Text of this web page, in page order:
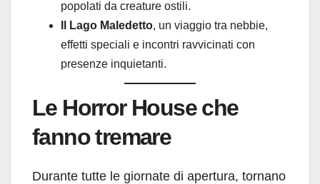
popolati da creature ostili.
Il Lago Maledetto, un viaggio tra nebbie,
effetti speciali e incontri ravvicinati con
presenze inquietanti.
Le Horror House che
fanno tremare
Durante tutte le giornate di apertura, tornano